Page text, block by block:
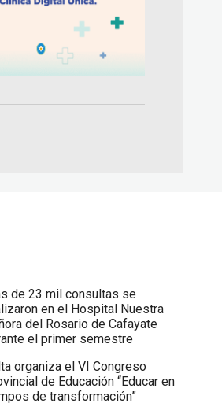
de 23 mil consultas se
en el Hospital Nuestra
del Rosario de Cafayate
el primer semestre
organiza el VI Congreso
de Educación “Educar en
de transformación”